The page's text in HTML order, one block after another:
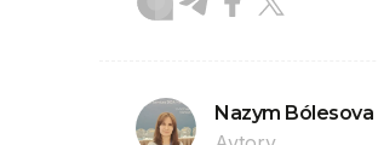
Nazym Bólesova